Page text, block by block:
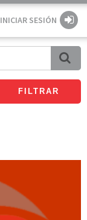
INICIAR SESIÓN
FILTRAR